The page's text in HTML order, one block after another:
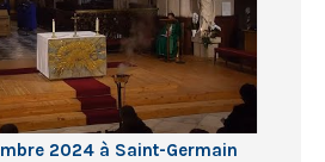
2024 à Saint-Germain